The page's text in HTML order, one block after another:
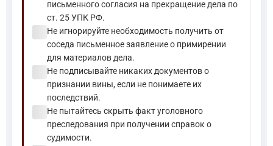
письменного согласия на прекращение дела по
ст. 25 УПК РФ.
Не игнорируйте необходимость получить от
соседа письменное заявление о примирении
для материалов дела.
Не подписывайте никаких документов о
признании вины, если не понимаете их
последствий.
Не пытайтесь скрыть факт уголовного
преследования при получении справок о
судимости.